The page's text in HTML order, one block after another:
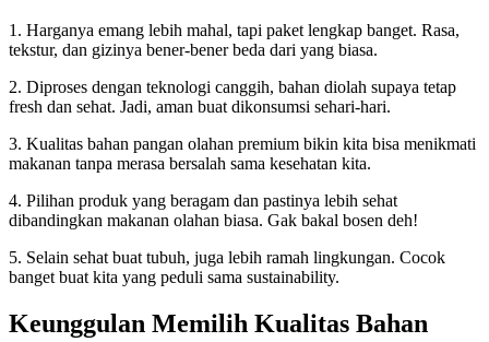
1. Harganya emang lebih mahal, tapi paket lengkap banget. Rasa,
tekstur, dan gizinya bener-bener beda dari yang biasa.
2. Diproses dengan teknologi canggih, bahan diolah supaya tetap
fresh dan sehat. Jadi, aman buat dikonsumsi sehari-hari.
3. Kualitas bahan pangan olahan premium bikin kita bisa menikmati
makanan tanpa merasa bersalah sama kesehatan kita.
4. Pilihan produk yang beragam dan pastinya lebih sehat
dibandingkan makanan olahan biasa. Gak bakal bosen deh!
5. Selain sehat buat tubuh, juga lebih ramah lingkungan. Cocok
banget buat kita yang peduli sama sustainability.
Keunggulan Memilih Kualitas Bahan